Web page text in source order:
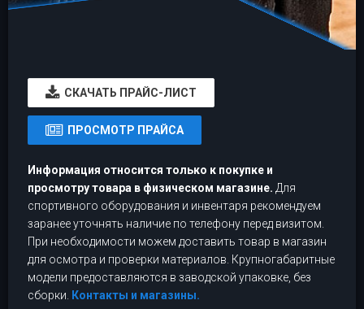
CКАЧАТЬ ПРАЙС-ЛИСТ
ПРОСМОТР ПРАЙСА
Информация относится только к покупке и
просмотру товара в физическом магазине. Для
спортивного оборудования и инвентаря рекомендуем
заранее уточнять наличие по телефону перед визитом.
При необходимости можем доставить товар в магазин
для осмотра и проверки материалов. Крупногабаритные
модели предоставляются в заводской упаковке, без
сборки.
Контакты и магазины.